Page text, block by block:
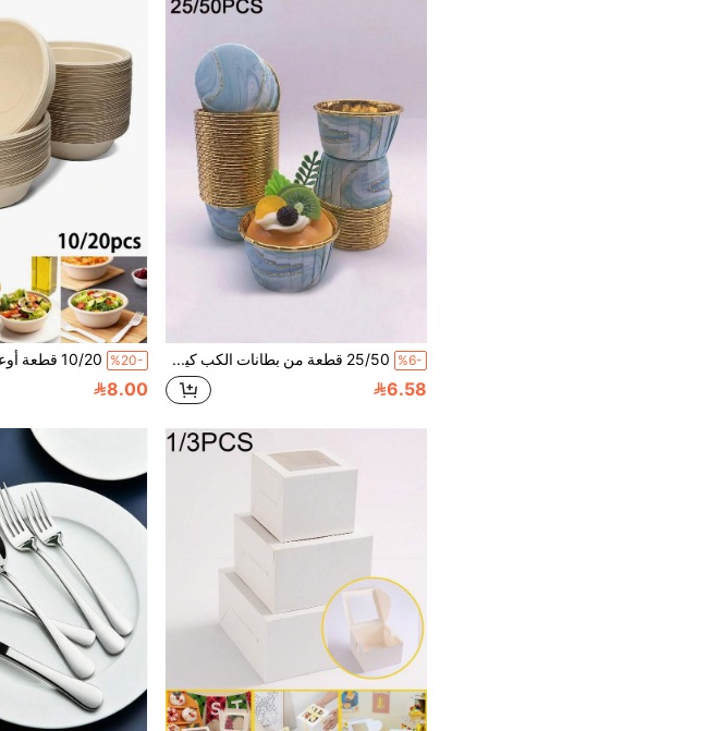
%6- 25/50 قطعة من بطانات الكب كيك بنمط الرخام، أكواب ورقية للمافن والكب كيك مقاومة للحرارة العالية مع حواف من رقائق الألومنيوم، أكواب خبز بحافة ملتفة مقاومة للزيت، أكواب الحلوى، قوالب الخبز، مناسبة لديكور حفلات أعياد الميلاد، المخابز، المطبخ، قالب خبز الحلويات
6.58
%20-
8.00